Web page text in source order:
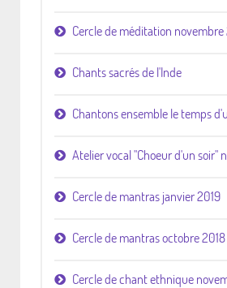
Cercle de méditation novembre
Chants sacrés de l'Inde
Chantons ensemble le temps
Atelier vocal "Choeur d'un soir"
Cercle de mantras janvier 2019
Cercle de mantras octobre 2018
Cercle de chant ethnique